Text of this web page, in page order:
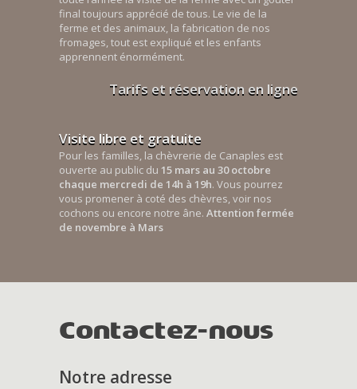
final toujours apprécié de tous. Le vie de la
ferme et des animaux, la fabrication de nos
fromages, tout est expliqué et les enfants
apprennent énormément.
Tarifs et réservation en ligne
Visite libre et gratuite
Pour les familles, la chèvrerie de Canaples est
ouverte au public du 15 mars au 30 octobre
chaque mercredi de 14h à 19h. Vous pourrez
vous promener à coté des chèvres, voir nos
cochons ou encore notre âne. Attention fermée
de novembre à Mars
Contactez-nous
Notre adresse